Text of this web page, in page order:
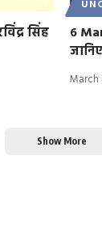
सिंह
6
March
Show More